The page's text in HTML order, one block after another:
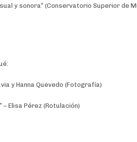
y sonora” (Conservatorio Superior de
y Hanna Quevedo (Fotografía)
Elisa Pérez (Rotulación)